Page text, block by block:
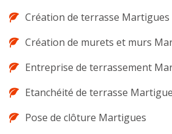
Création de terrasse Martigues
Création de murets et murs
Entreprise de terrassement
Etanchéité de terrasse
Pose de clôture Martigues